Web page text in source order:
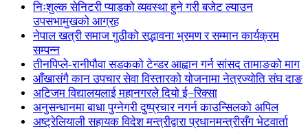
निःशुल्क सेनिटरी प्याडको व्यवस्था हुने गरी बजेट ल्याउन
उपसभामुखको आग्रह
नेपाल खत्री समाज गुठीको सद्भावना भ्रमण र सम्मान कार्यक्रम
सम्पन्न
तीनपिप्ले-रानीपौवा सडकको टेन्डर आह्वान गर्न सांसद तामाङको माग
आँखासंगै कान उपचार सेवा विस्तारको योजनामा नेत्रज्योति संघ दाङ
अटिजम विद्यालयलाई महानगरले दियो ई–रिक्सा
अनुसन्धानमा बाधा पुग्नेगरी दुष्प्रचार नगर्न काउन्सिलको अपिल
अष्ट्रेलियाली सहायक विदेश मन्त्रीद्वारा प्रधानमन्त्रीसँग भेटवार्ता